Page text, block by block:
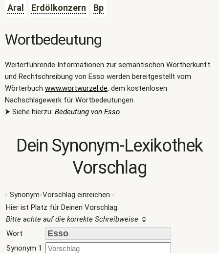
Aral Erdölkonzern Bp
Wortbedeutung
Weiterführende Informationen zur semantischen Wortherkunft
und Rechtschreibung von Esso werden bereitgestellt vom
Wörterbuch www.wortwurzel.de, dem kostenlosen
Nachschlagewerk für Wortbedeutungen.
⮞ Siehe hierzu: Bedeutung von Esso.
Dein Synonym-Lexikothek
Vorschlag
- Synonym-Vorschlag einreichen -
Hier ist Platz für Deinen Vorschlag.
Bitte achte auf die korrekte Schreibweise ☺
Wort
Synonym 1